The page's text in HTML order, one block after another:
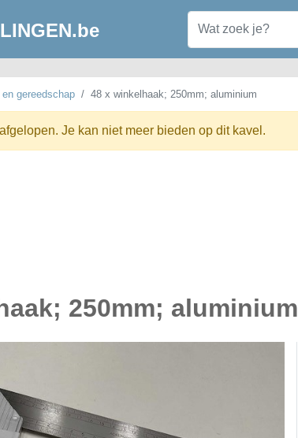
gereedschap 48 x winkelhaak; 250mm; aluminium
Je kan niet meer bieden op dit kavel.
250mm; aluminium